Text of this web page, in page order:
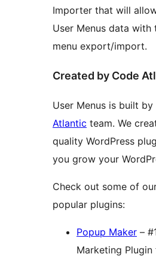
Importer that will
User Menus data with
menu export/import.
Created by Code
User Menus is built by
Atlantic team. We
quality WordPress
you grow your
Check out some of
popular plugins:
Popup Maker –
Marketing Plugin